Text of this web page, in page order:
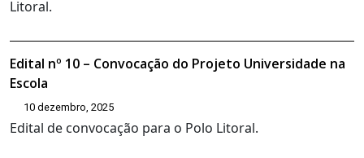
Litoral.
Edital nº 10 – Convocação do Projeto Universidade na
Escola
10 dezembro, 2025
Edital de convocação para o Polo Litoral.